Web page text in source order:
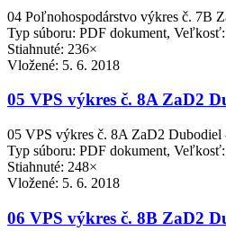
04 Poľnohospodárstvo výkres č. 7B
Typ súboru: PDF dokument,
Stiahnuté: 236×
Vložené: 5. 6. 2018
05 VPS výkres č. 8A ZaD2
05 VPS výkres č. 8A ZaD2 Dubodiel
Typ súboru: PDF dokument,
Stiahnuté: 248×
Vložené: 5. 6. 2018
06 VPS výkres č. 8B ZaD2